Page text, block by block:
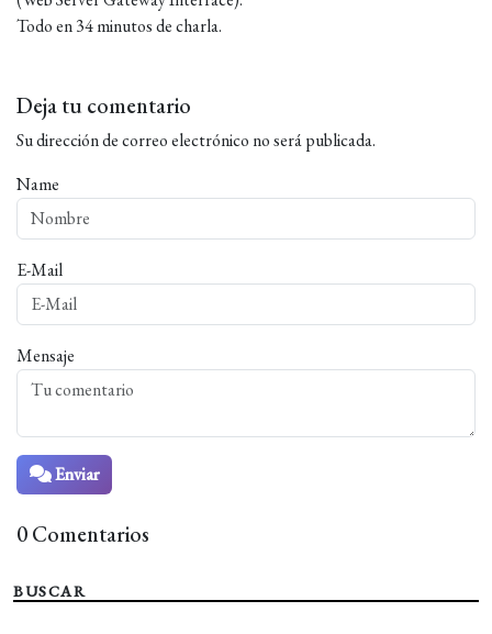
Todo en 34 minutos de charla.
Deja tu comentario
Su dirección de correo electrónico no será publicada.
Name
E-Mail
Mensaje
Enviar
0 Comentarios
BUSCAR